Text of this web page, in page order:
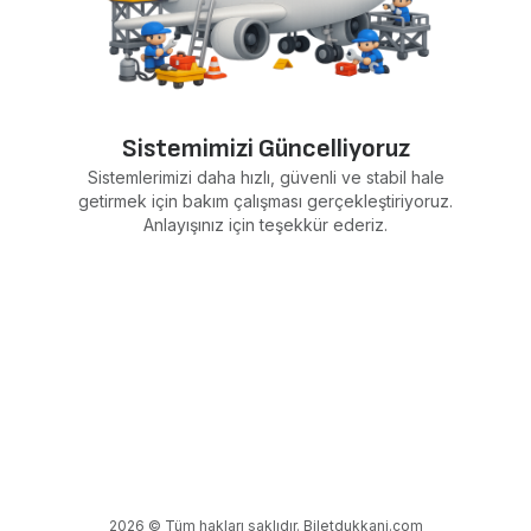
Sistemimizi Güncelliyoruz
Sistemlerimizi daha hızlı, güvenli ve stabil hale
getirmek için bakım çalışması gerçekleştiriyoruz.
Anlayışınız için teşekkür ederiz.
2026 © Tüm hakları saklıdır. Biletdukkani.com